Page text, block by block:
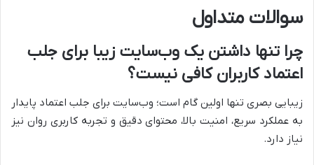
سوالات متداول
چرا تنها داشتن یک وب‌سایت زیبا برای جلب
اعتماد کاربران کافی نیست؟
زیبایی بصری تنها اولین گام است؛ وب‌سایت برای جلب اعتماد پایدار
به عملکرد سریع، امنیت بالا، محتوای دقیق و تجربه کاربری روان نیز
نیاز دارد.